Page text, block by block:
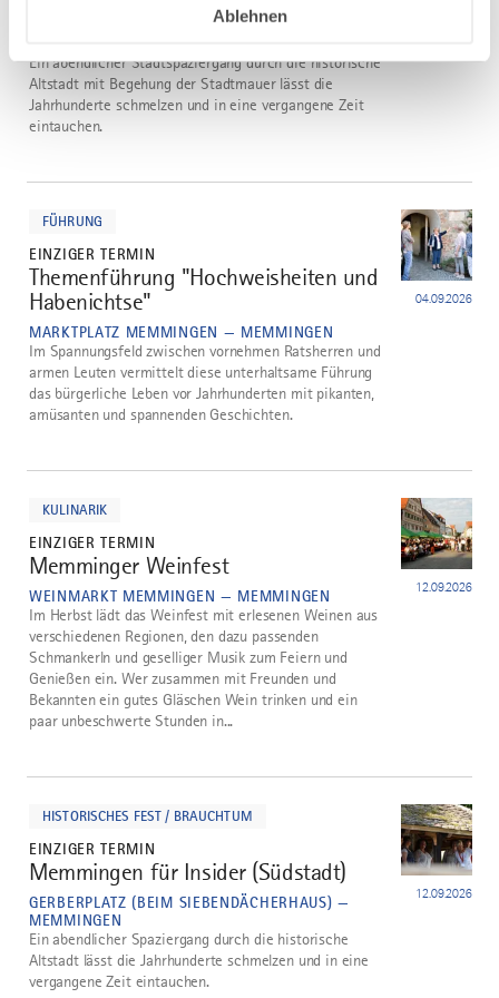
Ablehnen
"Zauber der Altstadt"
Ein abendlicher Stadtspaziergang durch die historische
Altstadt mit Begehung der Stadtmauer lässt die
Jahrhunderte schmelzen und in eine vergangene Zeit
eintauchen.
FÜHRUNG
EINZIGER TERMIN
3
Themenführung "Hochweisheiten und
Habenichtse"
MARKTPLATZ MEMMINGEN — MEMMINGEN
04.09.2026
Im Spannungsfeld zwischen vornehmen Ratsherren und
armen Leuten vermittelt diese unterhaltsame Führung
das bürgerliche Leben vor Jahrhunderten mit pikanten,
amüsanten und spannenden Geschichten.
KULINARIK
EINZIGER TERMIN
4
Memminger Weinfest
WEINMARKT MEMMINGEN — MEMMINGEN 12.09.2026
Im Herbst lädt das Weinfest mit erlesenen Weinen aus
verschiedenen Regionen, den dazu passenden
Schmankerln und geselliger Musik zum Feiern und
Genießen ein. Wer zusammen mit Freunden und
Bekannten ein gutes Gläschen Wein trinken und ein
paar unbeschwerte Stunden in...
HISTORISCHES FEST / BRAUCHTUM
EINZIGER TERMIN
5
Memmingen für Insider (Südstadt)
GERBERPLATZ (BEIM SIEBENDÄCHERHAUS) —
MEMMINGEN
12.09.2026
Ein abendlicher Spaziergang durch die historische
Altstadt lässt die Jahrhunderte schmelzen und in eine
vergangene Zeit eintauchen.